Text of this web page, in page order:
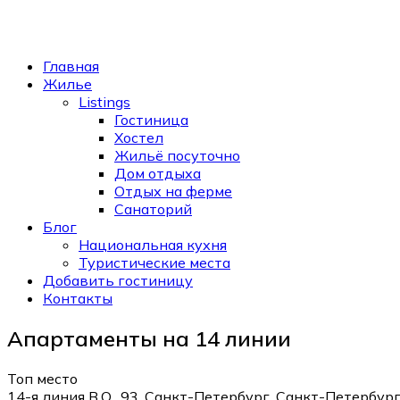
Главная
Жилье
Listings
Гостиница
Хостел
Жильё посуточно
Дом отдыха
Отдых на ферме
Санаторий
Блог
Национальная кухня
Туристические места
Добавить гостиницу
Контакты
Апартаменты на 14 линии
Топ место
14-я линия В.О., 93, Санкт-Петербург, Санкт-